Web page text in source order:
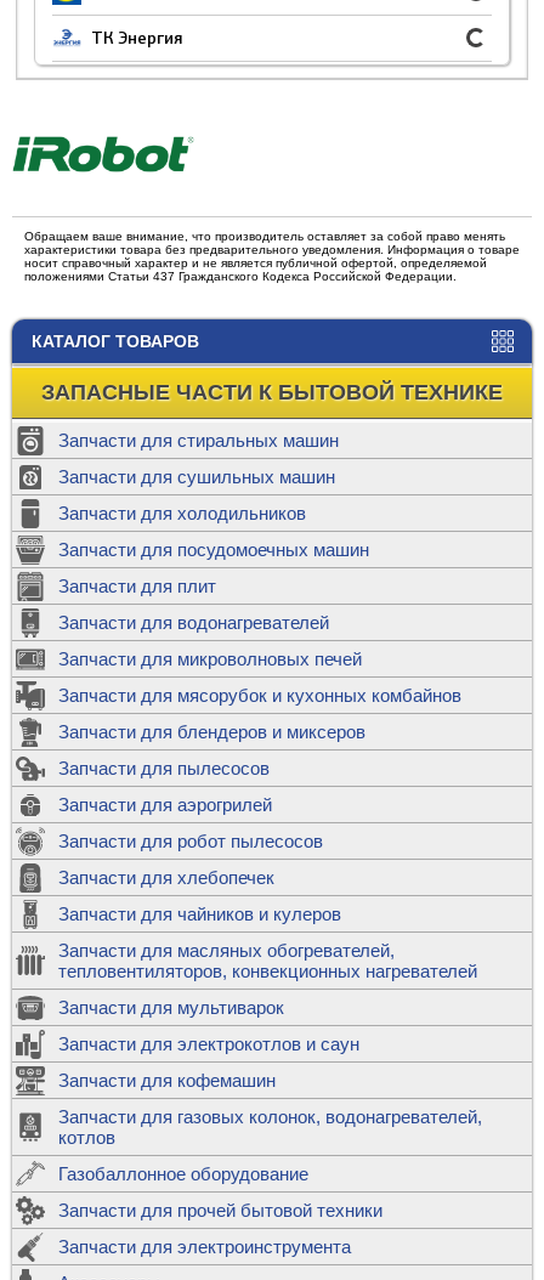
КАТАЛОГ ТОВАРОВ
ЗАПАСНЫЕ ЧАСТИ К БЫТОВОЙ ТЕХНИКЕ
Запчасти для стиральных машин
Запчасти для сушильных машин
Запчасти для холодильников
Запчасти для посудомоечных машин
Запчасти для плит
Запчасти для водонагревателей
Запчасти для микроволновых печей
Запчасти для мясорубок и кухонных комбайнов
Запчасти для блендеров и миксеров
Запчасти для пылесосов
Запчасти для аэрогрилей
Запчасти для робот пылесосов
Запчасти для хлебопечек
Запчасти для чайников и кулеров
Запчасти для масляных обогревателей,
тепловентиляторов, конвекционных нагревателей
Запчасти для мультиварок
Запчасти для электрокотлов и саун
Запчасти для кофемашин
Запчасти для газовых колонок, водонагревателей,
котлов
Газобаллонное оборудование
Запчасти для прочей бытовой техники
Запчасти для электроинструмента
ТК Энергия
Обращаем ваше внимание, что производитель оставляет за собой право менять
характеристики товара без предварительного уведомления. Информация о товаре
носит справочный характер и не является публичной офертой, определяемой
положениями Статьи 437 Гражданского Кодекса Российской Федерации.